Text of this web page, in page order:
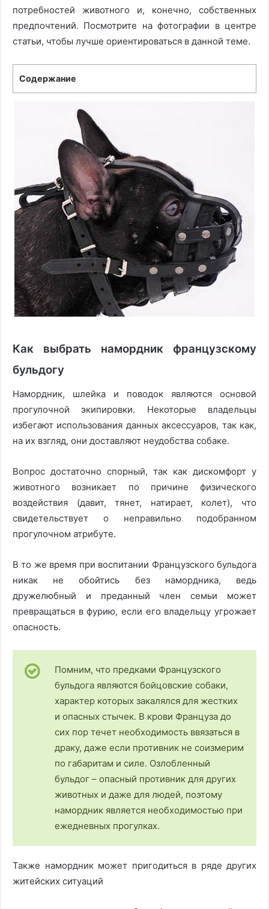
потребностей животного и, конечно, собственных
предпочтений. Посмотрите на фотографии в центре
статьи, чтобы лучше ориентироваться в данной теме.
Содержание
Как выбрать намордник французскому
бульдогу
Намордник, шлейка и поводок являются основой
прогулочной экипировки. Некоторые владельцы
избегают использования данных аксессуаров, так как,
на их взгляд, они доставляют неудобства собаке.
Вопрос достаточно спорный, так как дискомфорт у
животного возникает по причине физического
воздействия (давит, тянет, натирает, колет), что
свидетельствует о неправильно подобранном
прогулочном атрибуте.
В то же время при воспитании Французского бульдога
никак не обойтись без намордника, ведь
дружелюбный и преданный член семьи может
превращаться в фурию, если его владельцу угрожает
опасность.
Помним, что предками Французского
бульдога являются бойцовские собаки,
характер которых закалялся для жестких
и опасных стычек. В крови Француза до
сих пор течет необходимость ввязаться в
драку, даже если противник не соизмерим
по габаритам и силе. Озлобленный
бульдог – опасный противник для других
животных и даже для людей, поэтому
намордник является необходимостью при
ежедневных прогулках.
Также намордник может пригодиться в ряде других
житейских ситуаций